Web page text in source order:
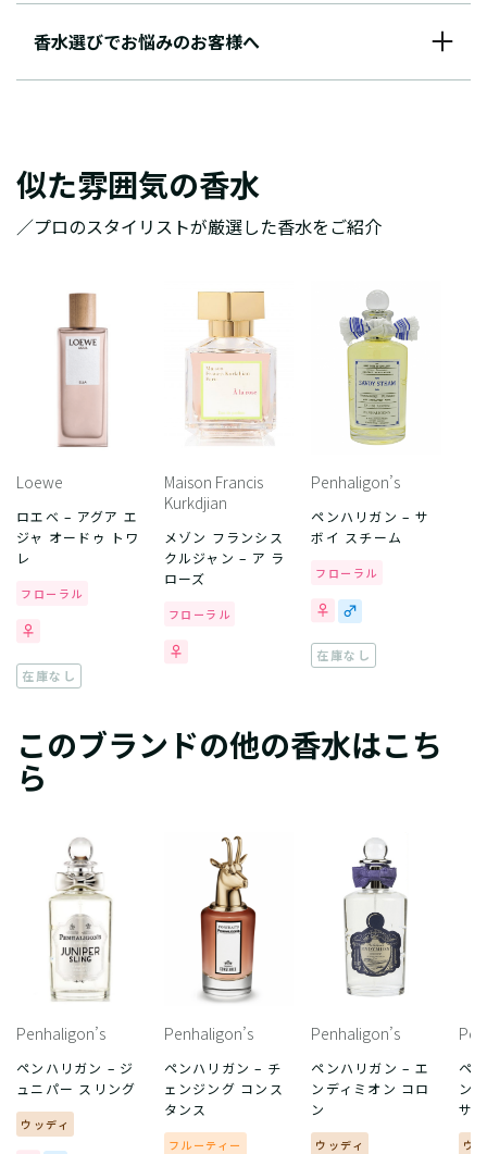
香水選びでお悩みのお客様へ
似た雰囲気の香水
／プロのスタイリストが厳選した香水をご紹介
Loewe
ロエベ – アグア エ
ジャ オードゥ トワ
レ
フローラル
在庫なし
Maison Francis
Kurkdjian
メゾン フランシス
クルジャン – ア ラ
ローズ
フローラル
Penhaligon’s
ペンハリガン – サ
ボイ スチーム
フローラル
在庫なし
このブランドの他の香水はこち
ら
Penhaligon’s
ペンハリガン – ジ
ュニパー スリング
ウッディ
Penhaligon’s
ペンハリガン – チ
ェンジング コンス
タンス
フルーティー
Penhaligon’s
ペンハリガン – エ
ンディミオン コロ
ン
ウッディ
ペ
ン
サ
ウ